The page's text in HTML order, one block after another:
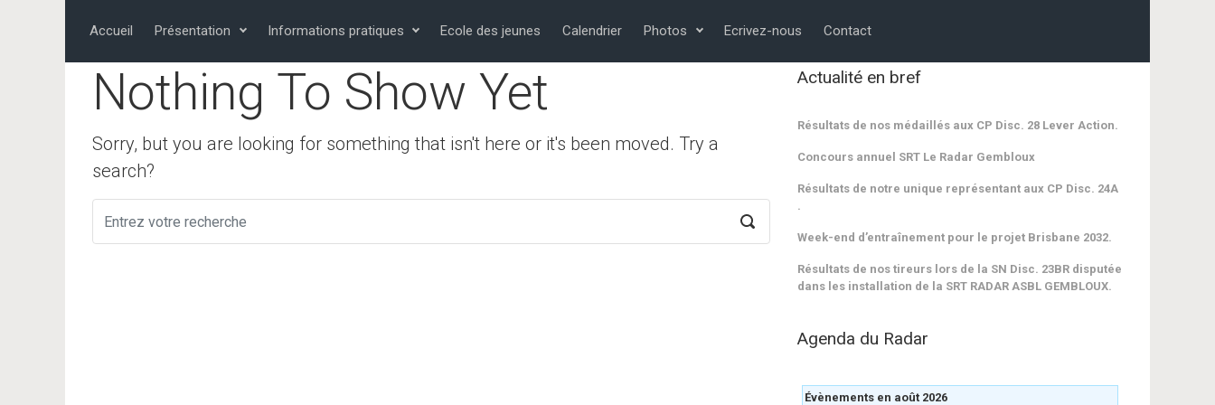
Accueil Présentation Informations pratiques Ecole des jeunes Calendrier Photos Ecrivez-nous Contact
Nothing To Show Yet
Sorry, but you are looking for something that isn't here or it's been moved. Try a
search?
Actualité en bref
Résultats de nos médaillés aux CP Disc. 28 Lever Action.
Concours annuel SRT Le Radar Gembloux
Résultats de notre unique représentant aux CP Disc. 24A
.
Week-end d’entraînement pour le projet Brisbane 2032.
Résultats de nos tireurs lors de la SN Disc. 23BR disputée
dans les installation de la SRT RADAR ASBL GEMBLOUX.
Agenda du Radar
Évènements en août 2026